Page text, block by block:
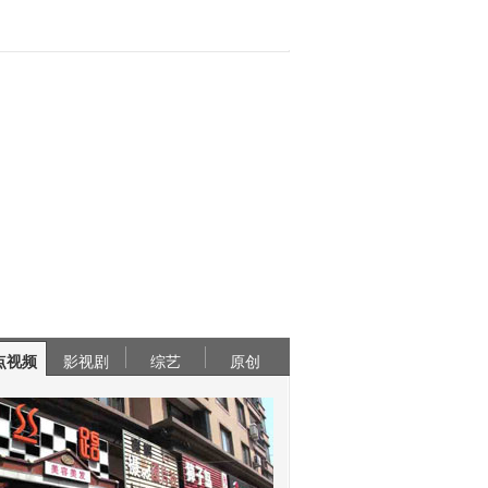
视频 影视剧 综艺 原创